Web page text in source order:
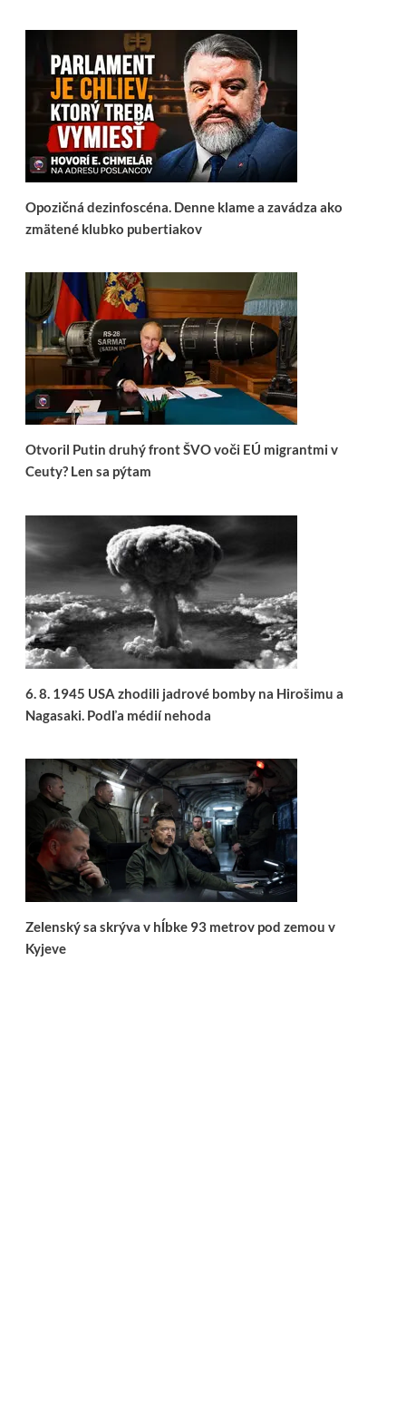
Opozičná dezinfoscéna. Denne klame a zavádza ako
zmätené klubko pubertiakov
Otvoril Putin druhý front ŠVO voči EÚ migrantmi v
Ceuty? Len sa pýtam
6. 8. 1945 USA zhodili jadrové bomby na Hirošimu a
Nagasaki. Podľa médií nehoda
Zelenský sa skrýva v hĺbke 93 metrov pod zemou v
Kyjeve